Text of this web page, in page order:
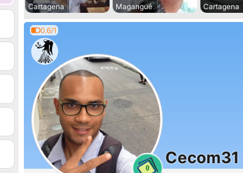
Cartagena
Magangué
Cartagena
0.6/1
0
Cecom31